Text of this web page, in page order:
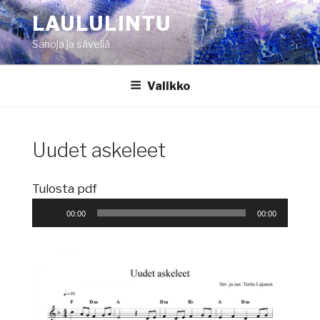
Siirry
sisältöönLAULULINTU
Sanoja ja säveliä
Valikko
Uudet askeleet
Tulosta pdfÄänitoistin
00:00 00:00